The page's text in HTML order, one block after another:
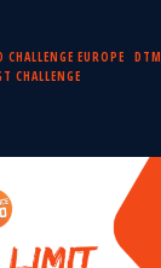
CHALLENGE EUROPE
DTM
CHALLENGE